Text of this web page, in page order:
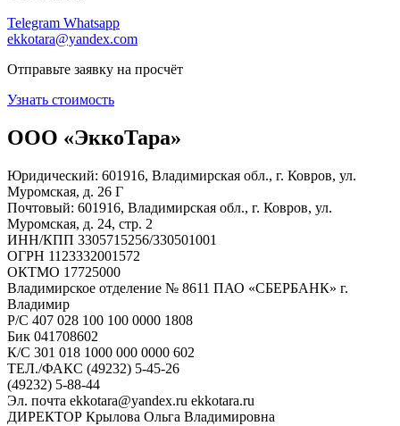
Telegram Whatsapp
ekkotara@yandex.com
Отправьте заявку на просчёт
Узнать стоимость
ООО «ЭккоТара»
Юридический: 601916, Владимирская обл., г. Ковров, ул.
Муромская, д. 26 Г
Почтовый: 601916, Владимирская обл., г. Ковров, ул.
Муромская, д. 24, стр. 2
ИНН/КПП 3305715256/330501001
ОГРН 1123332001572
ОКТМО 17725000
Владимирское отделение № 8611 ПАО «СБЕРБАНК» г.
Владимир
Р/С 407 028 100 100 0000 1808
Бик 041708602
К/С 301 018 1000 000 0000 602
ТЕЛ./ФАКС (49232) 5-45-26
(49232) 5-88-44
Эл. почта ekkotara@yandex.ru ekkotara.ru
ДИРЕКТОР Крылова Ольга Владимировна